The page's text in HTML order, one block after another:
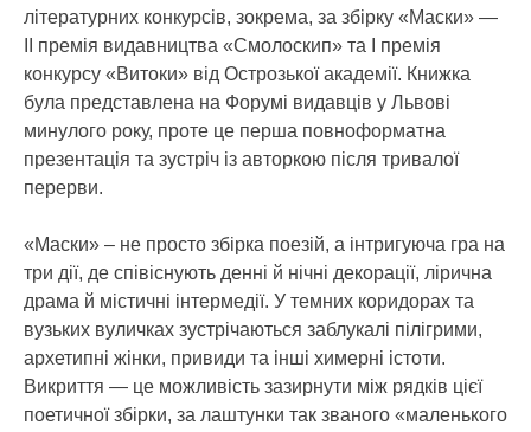
літературних конкурсів, зокрема, за збірку «Маски» —
ІІ премія видавництва «Смолоскип» та І премія
конкурсу «Витоки» від Острозької академії. Книжка
була представлена на Форумі видавців у Львові
минулого року, проте це перша повноформатна
презентація та зустріч із авторкою після тривалої
перерви.
«Маски» – не просто збірка поезій, а інтригуюча гра на
три дії, де співіснують денні й нічні декорації, лірична
драма й містичні інтермедії. У темних коридорах та
вузьких вуличках зустрічаються заблукалі пілігрими,
архетипні жінки, привиди та інші химерні істоти.
Викриття — це можливість зазирнути між рядків цієї
поетичної збірки, за лаштунки так званого «маленького